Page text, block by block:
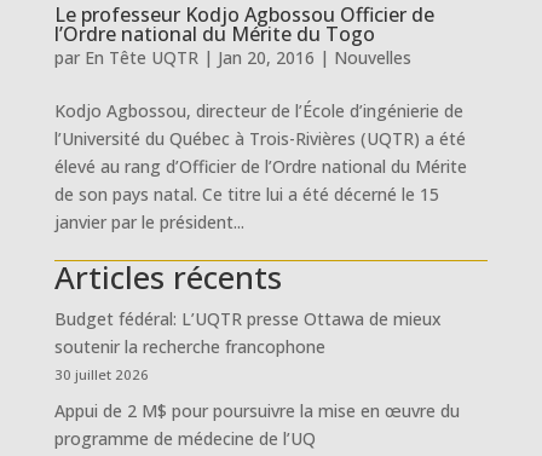
Le professeur Kodjo Agbossou Officier de
l’Ordre national du Mérite du Togo
par En Tête UQTR| Jan 20, 2016 | Nouvelles
Kodjo Agbossou, directeur de l’École d’ingénierie de
l’Université du Québec à Trois-Rivières (UQTR) a été
élevé au rang d’Officier de l’Ordre national du Mérite
de son pays natal. Ce titre lui a été décerné le 15
janvier par le président...
Articles récents
Budget fédéral: L’UQTR presse Ottawa de mieux
soutenir la recherche francophone
30 juillet 2026
Appui de 2 M$ pour poursuivre la mise en œuvre du
programme de médecine de l’UQ